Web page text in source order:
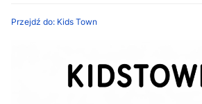
Przejdź do: Kids Town